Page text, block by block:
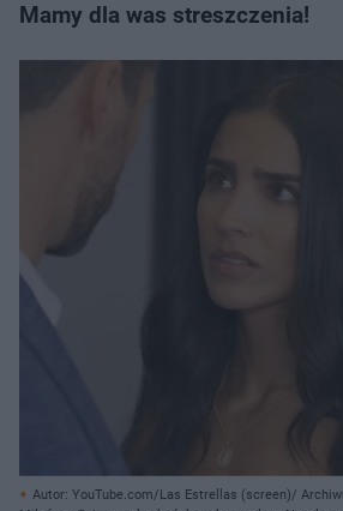
Mamy dla was streszczenia!
Autor: YouTube.com/Las Estrellas (screen)/